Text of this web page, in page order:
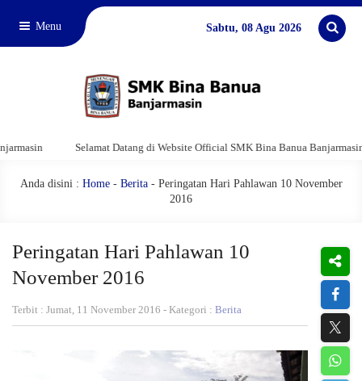
Menu Sabtu, 08 Agu 2026
Selamat Datang di Website Official SMK Bina Banua Banjarmasin
Anda disini : Home- Berita- Peringatan Hari Pahlawan 10 November
2016
Peringatan Hari Pahlawan 10
November 2016
Terbit : Jumat, 11 November 2016 - Kategori : Berita